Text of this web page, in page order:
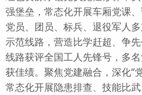
强堡垒，常态化开展车厢党课
党员、团员、标兵、退役军人
示范线路，营造比学赶超、争
线路获评全国工人先锋号，多
获佳绩。聚焦党建融合，深化“
常态化开展隐患排查、技能比